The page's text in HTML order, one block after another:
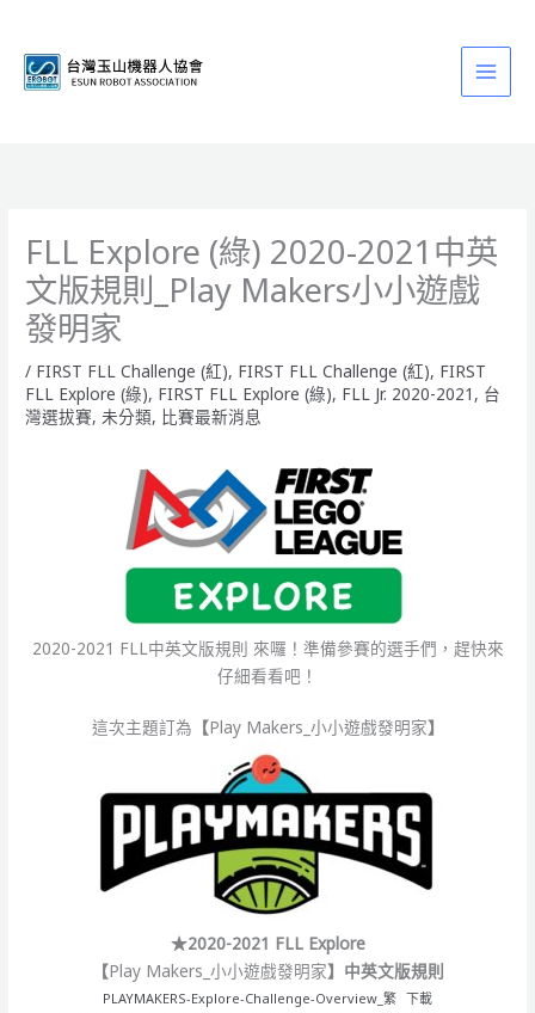
FLL Explore (綠) 2020-2021中英
文版規則_Play Makers小小遊戲
發明家
/ FIRST FLL Challenge (紅), FIRST FLL Challenge (紅), FIRST
FLL Explore (綠), FIRST FLL Explore (綠), FLL Jr. 2020-2021 , 台
灣選拔賽,未分類, 比賽最新消息
2020-2021 FLL中英文版規則 來囉！準備參賽的選手們，趕快來
仔細看看吧！
這次主題訂為 【Play Makers_小小遊戲發明家】
★2020-2021 FLL Explore
【Play Makers_小小遊戲發明家】中英文版規則
PLAYMAKERS-Explore-Challenge-Overview_繁 下載